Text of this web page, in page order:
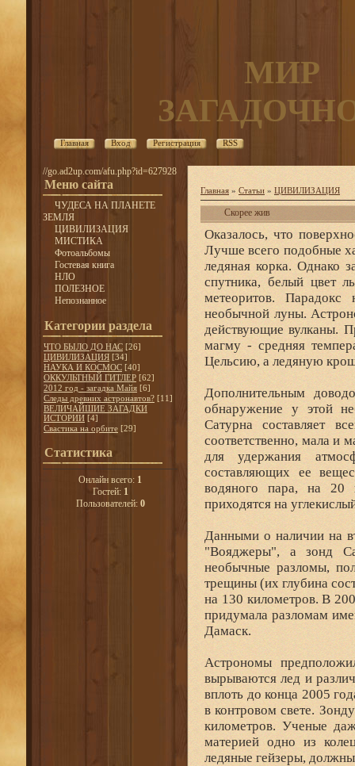
МИР
Главная Вход Регистрация RSS
//go.ad2up.com/afu.php?id=627928
Меню сайта
ЧУДЕСА НА ПЛАНЕТЕ
ЗЕМЛЯ
ЦИВИЛИЗАЦИЯ
МИСТИКА
Фотоальбомы
Гостевая книга
НЛО
ПОЛЕЗНОЕ
Непознанное
Категории раздела
ЧТО БЫЛО ДО НАС [26]
ЦИВИЛИЗАЦИЯ [34]
НАУКА И КОСМОС [40]
ОККУЛЬТНЫЙ ГИТЛЕР [62]
2012 год - загадка Майя [6]
Следы древних астронавтов? [11]
ВЕЛИЧАЙШИЕ ЗАГАДКИ
ИСТОРИИ [4]
Свастика на орбите [29]
Статистика
Онлайн всего: 1
Гостей: 1
Пользователей: 0
Главная » Статьи » ЦИВИЛИЗАЦИЯ
Скорее жив
Оказалось, что
Лучше всего подобные
ледяная корка. Однако
спутника, белый цвет
метеоритов.
необычной луны.
действующие вулканы.
магму - средняя
Цельсию, а ледяную
Дополнительным
обнаружение у этой
Сатурна составляет
соответственно, мала и
для удержания
составляющих ее
водяного пара, на 20
приходятся на
Данными о наличии на
"Вояджеры", а зонд
необычные разломы,
трещины (их глубина
на 130 километров. В
придумала разломам
Дамаск.
Астрономы
вырываются лед и
вплоть до конца 2005
в контровом свете.
километров. Ученые
материей одно из
ледяные гейзеры,